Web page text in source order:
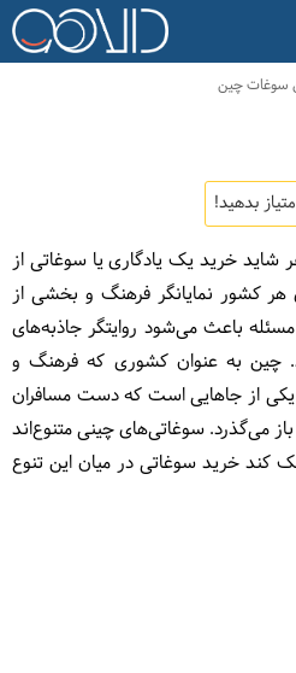
سوغات چین
بدهید!
خرید یک یادگاری یا سوغاتی از
کشور نمایانگر فرهنگ و بخشی از
باعث می‌شود روایتگر جاذبه‌های
چین به عنوان کشوری که فرهنگ و
یکی از جاهایی است که دست مسافران
می‌گذرد. سوغاتی‌های چینی متنوع‌اند
کند خرید سوغاتی در میان این تنوع